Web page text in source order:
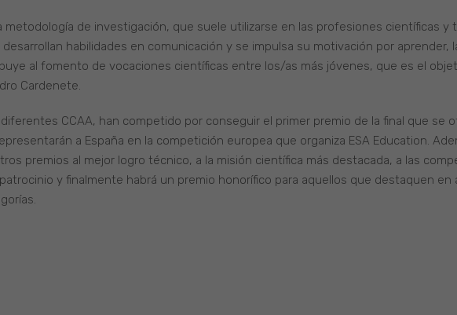
metodología de investigación, que suele utilizarse en las profesiones científicas y
habilidades en comunicación y se impulsa su motivación por aprender,
al fomento de vocaciones científicas entre los/as más jóvenes, que es el
Cardenete.
CCAA, han competido por conseguir el primer premio de la final que se
a España en la competición europea que organiza ESA Education.
premios al mejor logro técnico, a la misión científica más destacada, a las
y finalmente habrá un premio honorífico para aquellos que destaquen en